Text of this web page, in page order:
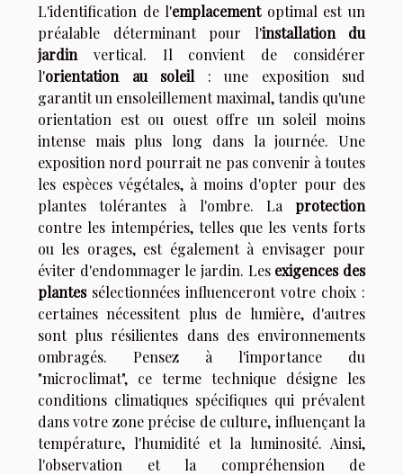
L'identification de l'emplacementoptimal est un
préalable déterminant pour l'installation du
jardin vertical. Il convient de considérer
l'orientation au soleil : une exposition sud
garantit un ensoleillement maximal, tandis qu'une
orientation est ou ouest offre un soleil moins
intense mais plus long dans la journée. Une
exposition nord pourrait ne pas convenir à toutes
les espèces végétales, à moins d'opter pour des
plantes tolérantes à l'ombre. La protection
contre les intempéries, telles que les vents forts
ou les orages, est également à envisager pour
éviter d'endommager le jardin. Les exigences des
plantessélectionnées influenceront votre choix :
certaines nécessitent plus de lumière, d'autres
sont plus résilientes dans des environnements
ombragés. Pensez à l'importance du
"microclimat", ce terme technique désigne les
conditions climatiques spécifiques qui prévalent
dans votre zone précise de culture, influençant la
température, l'humidité et la luminosité. Ainsi,
l'observation et la compréhension de